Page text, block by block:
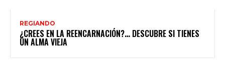
REGIANDO
¿CREES EN LA REENCARNACIÓN?… DESCUBRE SI TIENES
UN ALMA VIEJA